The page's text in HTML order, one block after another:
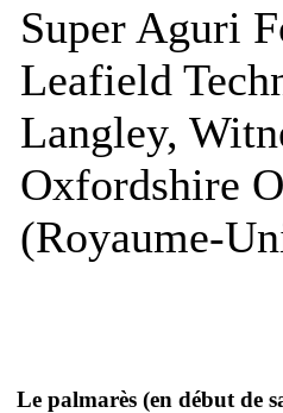
Super Aguri
Leafield
Langley,
Oxfordshire
(Royaume-
Le palmarès (en début de